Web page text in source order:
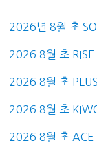
2026년 8월 초
2026 8월 초 RISE
2026 8월 초
2026 8월 초
2026 8월 초 ACE